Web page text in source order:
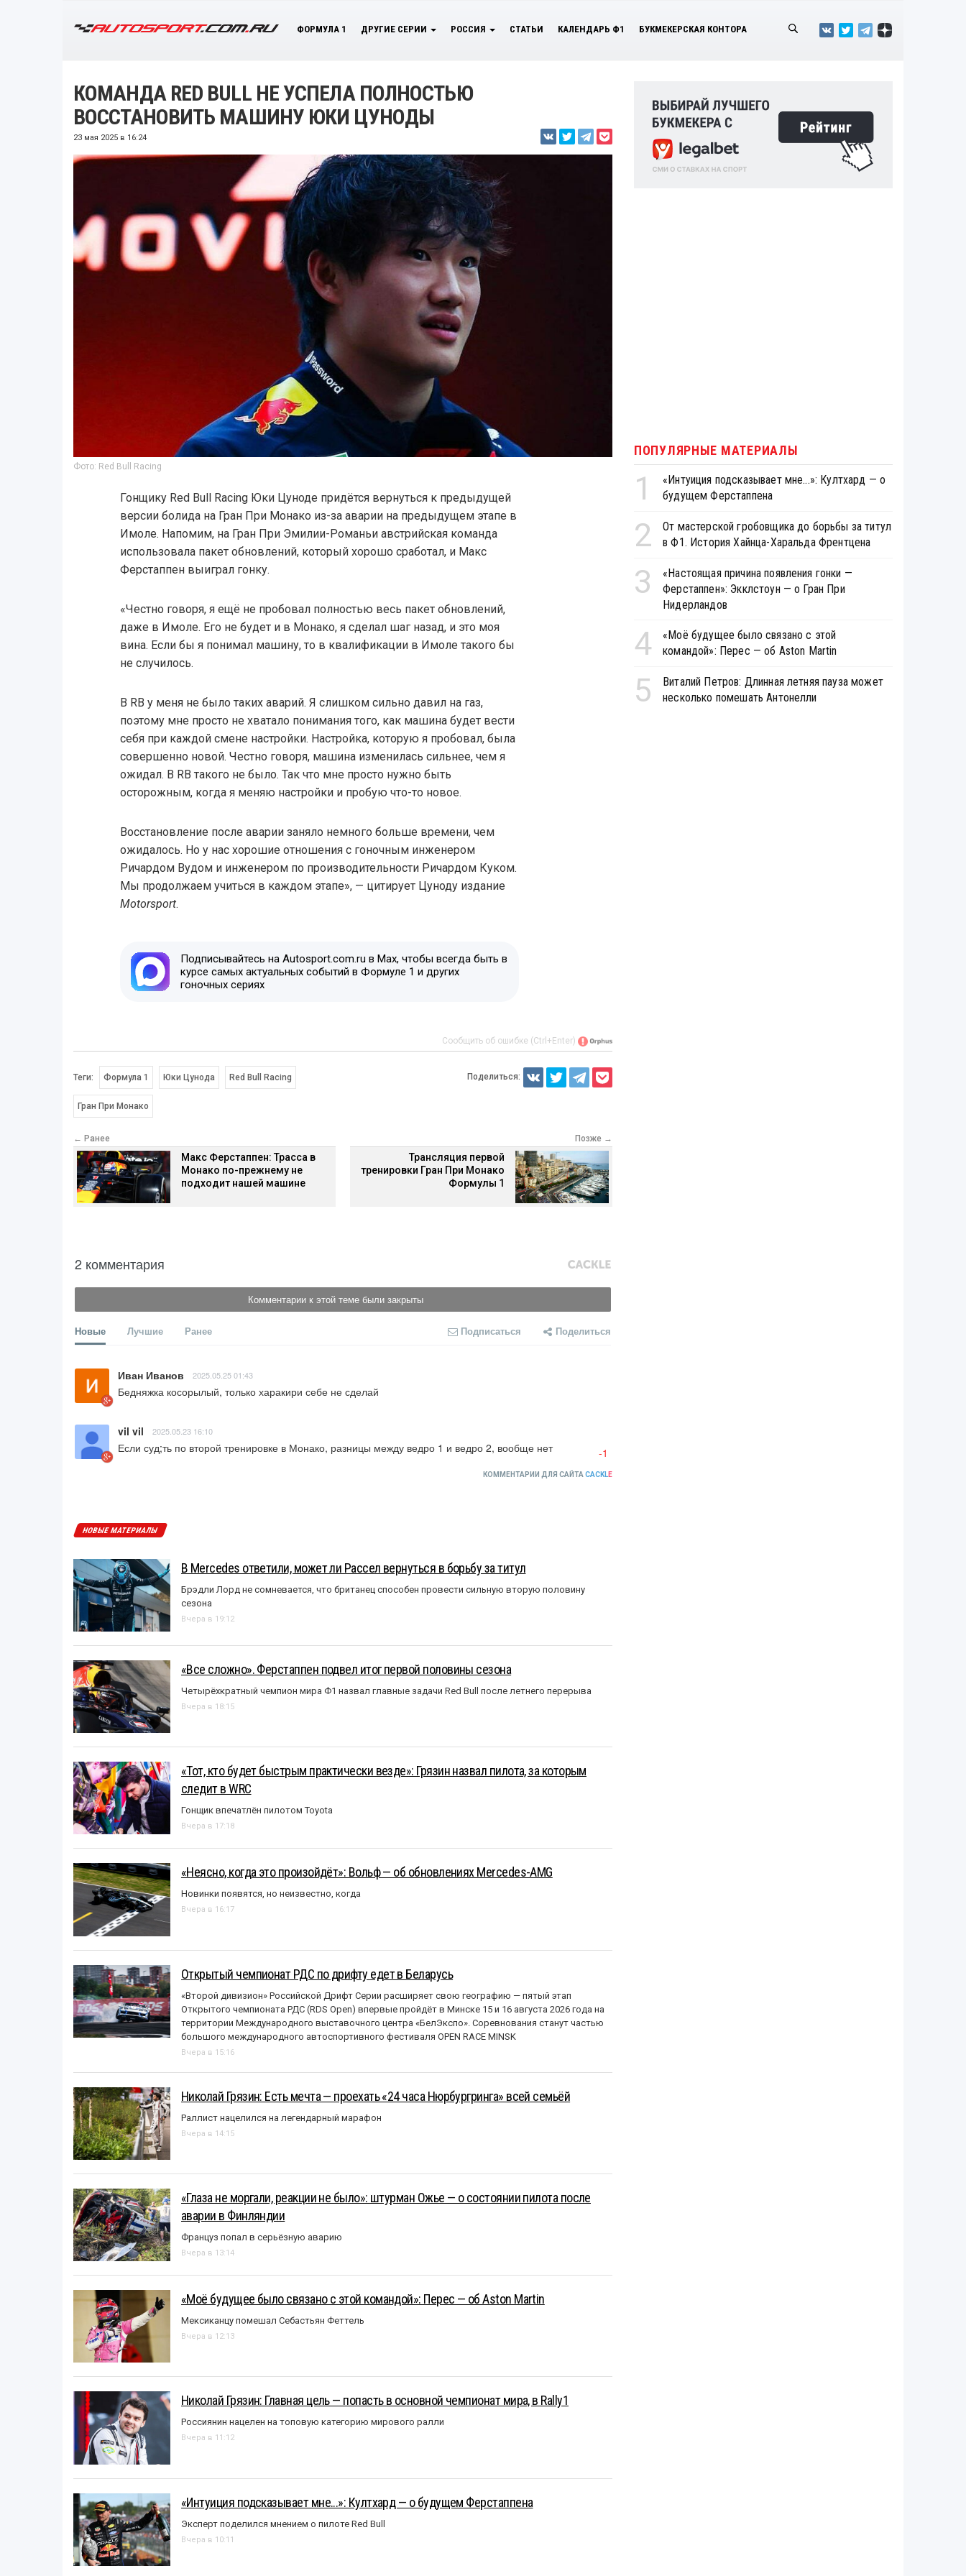
ФОРМУЛА 1 ДРУГИЕ СЕРИИ РОССИЯ СТАТЬИ КАЛЕНДАРЬ Ф1 БУКМЕКЕРСКАЯ КОНТОРА
КОМАНДА RED BULL НЕ УСПЕЛА ПОЛНОСТЬЮ
ВОССТАНОВИТЬ МАШИНУ ЮКИ ЦУНОДЫ
23 мая 2025 в 16:24
Фото: Red Bull Racing
Гонщику Red Bull Racing Юки Цуноде придётся вернуться к предыдущей
версии болида на Гран При Монако из-за аварии на предыдущем этапе в
Имоле. Напомим, на Гран При Эмилии-Романьи австрийская команда
использовала пакет обновлений, который хорошо сработал, и Макс
Ферстаппен выиграл гонку.
«Честно говоря, я ещё не пробовал полностью весь пакет обновлений,
даже в Имоле. Его не будет и в Монако, я сделал шаг назад, и это моя
вина. Если бы я понимал машину, то в квалификации в Имоле такого бы
не случилось.
В RB у меня не было таких аварий. Я слишком сильно давил на газ,
поэтому мне просто не хватало понимания того, как машина будет вести
себя при каждой смене настройки. Настройка, которую я пробовал, была
совершенно новой. Честно говоря, машина изменилась сильнее, чем я
ожидал. В RB такого не было. Так что мне просто нужно быть
осторожным, когда я меняю настройки и пробую что-то новое.
Восстановление после аварии заняло немного больше времени, чем
ожидалось. Но у нас хорошие отношения с гоночным инженером
Ричардом Вудом и инженером по производительности Ричардом Куком.
Мы продолжаем учиться в каждом этапе», — цитирует Цуноду издание
Motorsport.
Подписывайтесь на Autosport.com.ru в Max, чтобы всегда быть в
курсе самых актуальных событий в Формуле 1 и других
гоночных сериях
Сообщить об ошибке (Ctrl+Enter)
Теги: Формула 1 Юки Цунода Red Bull Racing
Гран При Монако
Поделиться:
← Ранее
Макс Ферстаппен: Трасса в
Монако по-прежнему не
подходит нашей машине
Позже →
Трансляция первой
тренировки Гран При Монако
Формулы 1
2 комментария
Комментарии к этой теме были закрыты
Новые Лучшие Ранее Подписаться Поделиться
Иван Иванов 2025.05.25 01:43
Бедняжка косорылый, только харакири себе не сделай
vil vil 2025.05.23 16:10
Если суд;ть по второй тренировке в Монако, разницы между ведро 1 и ведро 2, вообще нет -1
КОММЕНТАРИИ ДЛЯ САЙТА CACKLE
НОВЫЕ МАТЕРИАЛЫ
В Mercedes ответили, может ли Рассел вернуться в борьбу за титул
Брэдли Лорд не сомневается, что британец способен провести сильную вторую половину
сезона
Вчера в 19:12
«Все сложно». Ферстаппен подвел итог первой половины сезона
Четырёхкратный чемпион мира Ф1 назвал главные задачи Red Bull после летнего перерыва
Вчера в 18:15
«Тот, кто будет быстрым практически везде»: Грязин назвал пилота, за которым
следит в WRC
Гонщик впечатлён пилотом Toyota
Вчера в 17:18
«Неясно, когда это произойдёт»: Вольф — об обновлениях Mercedes-AMG
Новинки появятся, но неизвестно, когда
Вчера в 16:17
Открытый чемпионат РДС по дрифту едет в Беларусь
«Второй дивизион» Российской Дрифт Серии расширяет свою географию — пятый этап
Открытого чемпионата РДС (RDS Open) впервые пройдёт в Минске 15 и 16 августа 2026 года на
территории Международного выставочного центра «БелЭкспо». Соревнования станут частью
большого международного автоспортивного фестиваля OPEN RACE MINSK
Вчера в 15:16
Николай Грязин: Есть мечта — проехать «24 часа Нюрбургринга» всей семьёй
Раллист нацелился на легендарный марафон
Вчера в 14:15
«Глаза не моргали, реакции не было»: штурман Ожье — о состоянии пилота после
аварии в Финляндии
Француз попал в серьёзную аварию
Вчера в 13:14
«Моё будущее было связано с этой командой»: Перес — об Aston Martin
Мексиканцу помешал Себастьян Феттель
Вчера в 12:13
Николай Грязин: Главная цель — попасть в основной чемпионат мира, в Rally1
Россиянин нацелен на топовую категорию мирового ралли
Вчера в 11:12
«Интуиция подсказывает мне...»: Култхард — о будущем Ферстаппена
Эксперт поделился мнением о пилоте Red Bull
Вчера в 10:11
ПОПУЛЯРНЫЕ МАТЕРИАЛЫ
1
«Интуиция подсказывает мне...»: Култхард — о
будущем Ферстаппена
2
От мастерской гробовщика до борьбы за титул
в Ф1. История Хайнца-Харальда Френтцена
3
«Настоящая причина появления гонки —
Ферстаппен»: Экклстоун — о Гран При
Нидерландов
4
«Моё будущее было связано с этой
командой»: Перес — об Aston Martin
5
Виталий Петров: Длинная летняя пауза может
несколько помешать Антонелли